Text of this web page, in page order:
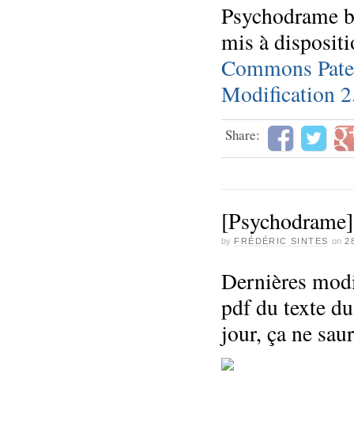
Psychodrame
mis à
Commons
Modification
Share:
by FRÉDÉRIC SINTES on
Dernières
pdf du texte
jour, ça ne